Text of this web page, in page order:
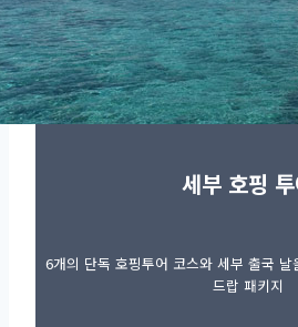
세부 호핑
6개의 단독 호핑투어 코스와 세부 출국
드랍 패키지